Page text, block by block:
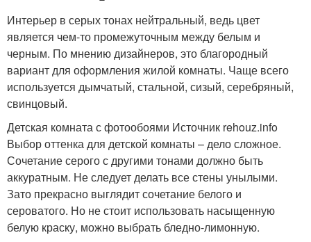
Интерьер в серых тонах нейтральный, ведь цвет
является чем-то промежуточным между белым и
черным. По мнению дизайнеров, это благородный
вариант для оформления жилой комнаты. Чаще всего
используется дымчатый, стальной, сизый, серебряный,
свинцовый.
Детская комната с фотообоями Источник rehouz.info
Выбор оттенка для детской комнаты – дело сложное.
Сочетание серого с другими тонами должно быть
аккуратным. Не следует делать все стены унылыми.
Зато прекрасно выглядит сочетание белого и
сероватого. Но не стоит использовать насыщенную
белую краску, можно выбрать бледно-лимонную.